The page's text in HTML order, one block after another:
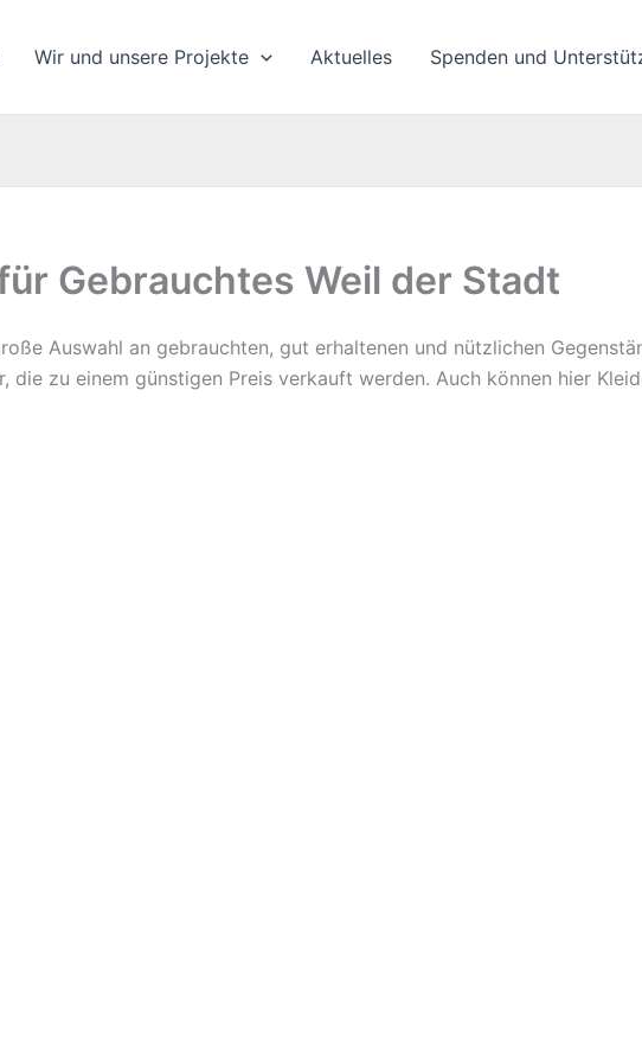
Wir und unsere Projekte Aktuelles Spenden und
Gebrauchtes Weil der Stadt
Auswahl an gebrauchten, gut erhaltenen und nützlichen
die zu einem günstigen Preis verkauft werden. Auch können hier